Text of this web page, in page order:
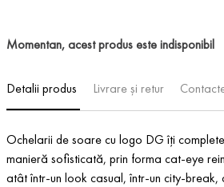
Momentan, acest produs este indisponibil
Detalii produs Livrare și retur
Ochelarii de soare cu logo DG îți
manieră sofisticată, prin forma cat-eye
atât într-un look casual, într-un city-break,